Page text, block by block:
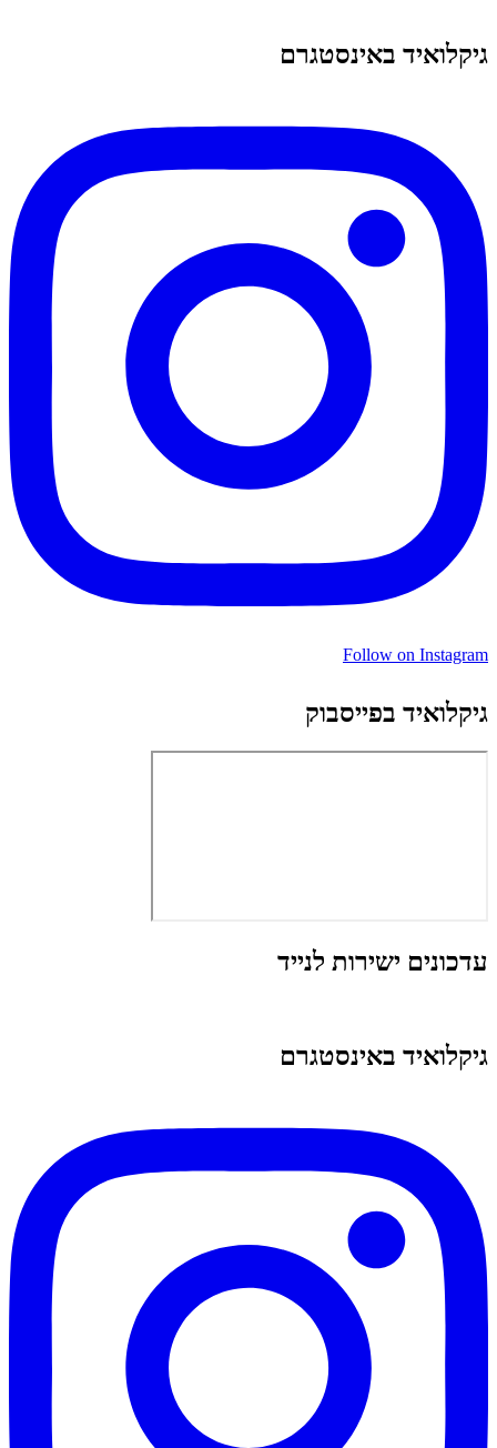
גיקלואיד באינסטגרם
Follow on Instagram
גיקלואיד בפייסבוק
עדכונים ישירות לנייד
גיקלואיד באינסטגרם